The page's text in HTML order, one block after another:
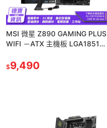
MSI 微星 Z890 GAMING PLUS
WIFI －ATX 主機板 LGA1851／
$9,490